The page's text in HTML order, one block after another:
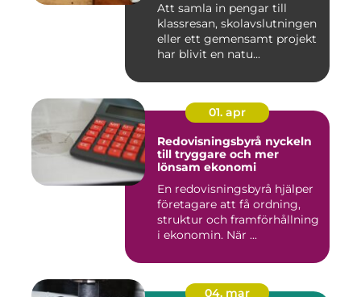
Att samla in pengar till
klassresan, skolavslutningen
eller ett gemensamt projekt
har blivit en natu...
01. apr
Redovisningsbyrå nyckeln
till tryggare och mer
lönsam ekonomi
En redovisningsbyrå hjälper
företagare att få ordning,
struktur och framförhållning
i ekonomin. När ...
04. mar